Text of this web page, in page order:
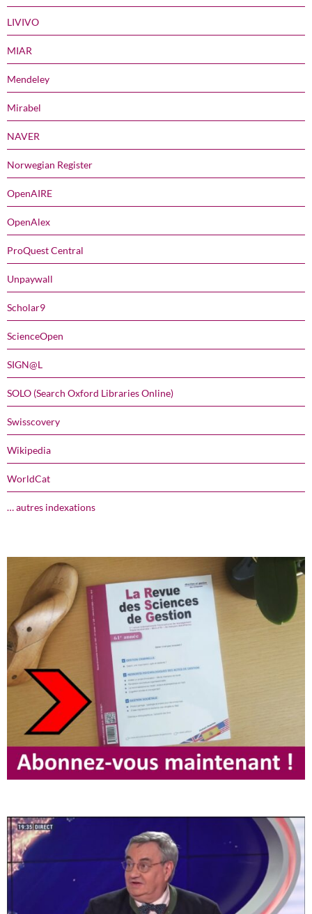
LIVIVO
MIAR
Mendeley
Mirabel
NAVER
Norwegian Register
OpenAIRE
OpenAlex
ProQuest Central
Unpaywall
Scholar9
ScienceOpen
SIGN@L
SOLO (Search Oxford Libraries Online)
Swisscovery
Wikipedia
WorldCat
… autres indexations